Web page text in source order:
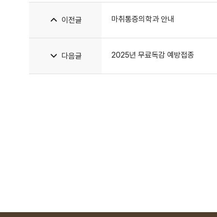
이전글 마취통증의학과 안내
다음글 2025년 무료독감 예방접종